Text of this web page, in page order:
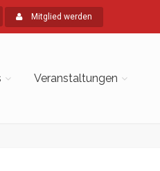
Mitglied werden
Veranstaltungen